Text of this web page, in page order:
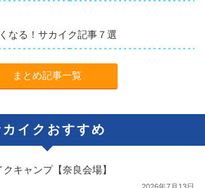
なる！サカイク記事７選
まとめ記事一覧
カイクおすすめ
キャンプ【奈良会場】